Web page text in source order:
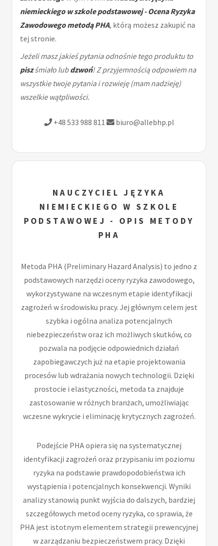
niemieckiego w szkole podstawowej - Ocena Ryzyka
Zawodowego metodą PHA, którą możesz zakupić na
tej stronie.
Jeżeli masz jakieś pytania odnośnie tego produktu to
piszśmiało lubdzwoń! Z przyjemnością odpowiem na
wszystkie twoje pytania i rozwieję (mam nadzieję)
wszelkie wątpliwości.
+48 533 988 811 biuro@allebhp.pl
NAUCZYCIEL JĘZYKA
NIEMIECKIEGO W SZKOLE
PODSTAWOWEJ - OPIS METODY
PHA
Metoda PHA (Preliminary Hazard Analysis) to jedno z
podstawowych narzędzi oceny ryzyka zawodowego,
wykorzystywane na wczesnym etapie identyfikacji
zagrożeń w środowisku pracy. Jej głównym celem jest
szybka i ogólna analiza potencjalnych
niebezpieczeństw oraz ich możliwych skutków, co
pozwala na podjęcie odpowiednich działań
zapobiegawczych już na etapie projektowania
procesów lub wdrażania nowych technologii. Dzięki
prostocie i elastyczności, metoda ta znajduje
zastosowanie w różnych branżach, umożliwiając
wczesne wykrycie i eliminację krytycznych zagrożeń.
Podejście PHA opiera się na systematycznej
identyfikacji zagrożeń oraz przypisaniu im poziomu
ryzyka na podstawie prawdopodobieństwa ich
wystąpienia i potencjalnych konsekwencji. Wyniki
analizy stanowią punkt wyjścia do dalszych, bardziej
szczegółowych metod oceny ryzyka, co sprawia, że
PHA jest istotnym elementem strategii prewencyjnej
w zarządzaniu bezpieczeństwem pracy. Dzięki